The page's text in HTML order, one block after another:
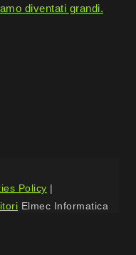
diventati grandi.
Policy |
Elmec Informatica